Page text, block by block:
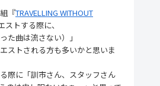
『TRAVELLING WITHOUT
ストする際に、
た曲は流さない）」
ストされる方も多いかと思いま
際に「訓市さん、スタッフさん